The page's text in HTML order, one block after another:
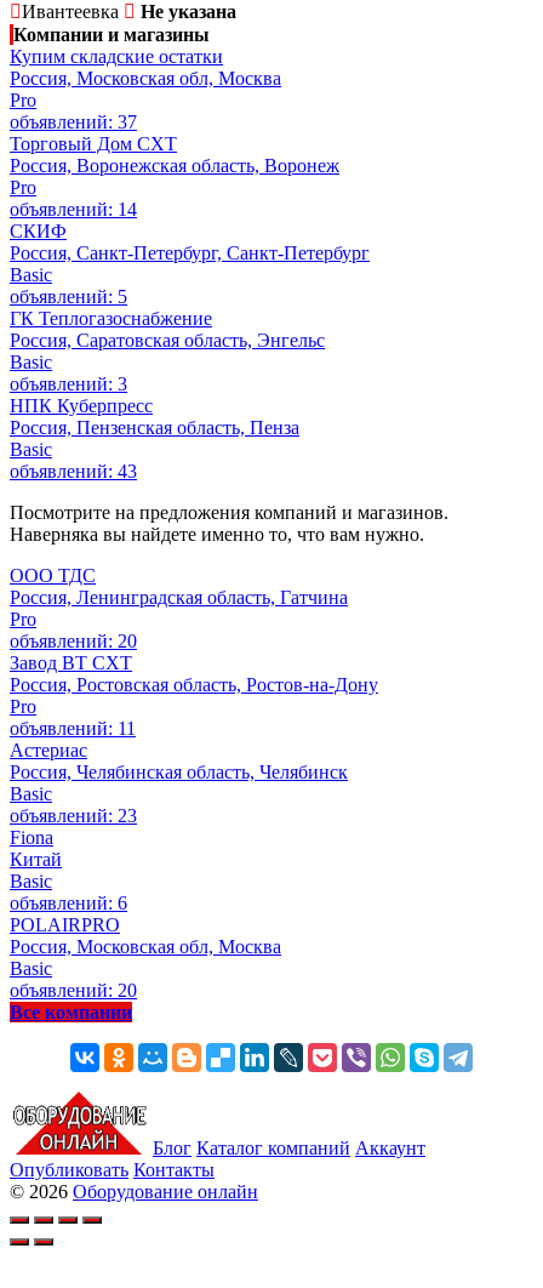
Ивантеевка
Не указана
Компании и магазины
Купим складские остатки
Россия, Московская обл, Москва
Pro
объявлений: 37
Торговый Дом СХТ
Россия, Воронежская область, Воронеж
Pro
объявлений: 14
СКИФ
Россия, Санкт-Петербург, Санкт-Петербург
Basic
объявлений: 5
ГК Теплогазоснабжение
Россия, Саратовская область, Энгельс
Basic
объявлений: 3
НПК Куберпресс
Россия, Пензенская область, Пенза
Basic
объявлений: 43
Посмотрите на предложения компаний и магазинов.
Наверняка вы найдете именно то, что вам нужно.
ООО ТДС
Россия, Ленинградская область, Гатчина
Pro
объявлений: 20
Завод ВТ СХТ
Россия, Ростовская область, Ростов-на-Дону
Pro
объявлений: 11
Астериас
Россия, Челябинская область, Челябинск
Basic
объявлений: 23
Fiona
Китай
Basic
объявлений: 6
POLAIRPRO
Россия, Московская обл, Москва
Basic
объявлений: 20
Все компании
Блог Каталог компаний Аккаунт
Опубликовать Контакты
© 2026 Оборудование онлайн